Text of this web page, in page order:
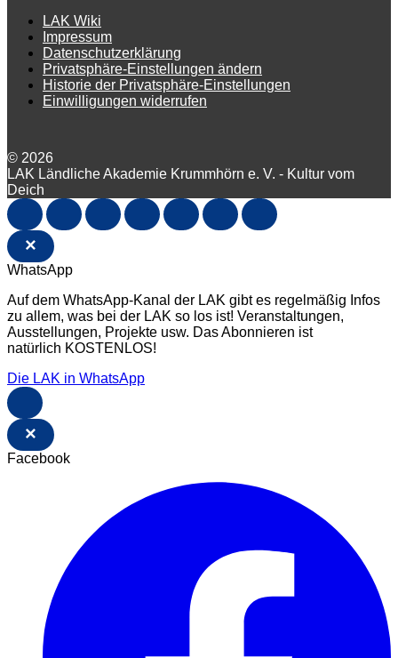
LAK Wiki
Impressum
Datenschutzerklärung
Privatsphäre-Einstellungen ändern
Historie der Privatsphäre-Einstellungen
Einwilligungen widerrufen
© 2026
LAK Ländliche Akademie Krummhörn e. V. - Kultur vom
Deich
×
WhatsApp
Auf dem WhatsApp-Kanal der LAK gibt es regelmäßig Infos
zu allem, was bei der LAK so los ist! Veranstaltungen,
Ausstellungen, Projekte usw. Das Abonnieren ist
natürlich KOSTENLOS!
Die LAK in WhatsApp
×
Facebook